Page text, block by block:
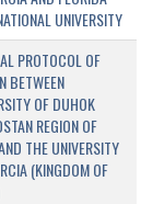
UNIVERSITY
PROTOCOL OF
BETWEEN
OF DUHOK
REGION OF
THE UNIVERSITY
(KINGDOM OF